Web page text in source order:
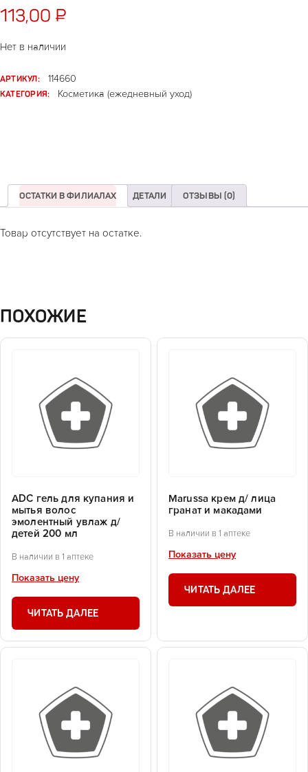
113,00 ₽
Нет в наличии
АРТИКУЛ:
114660
КАТЕГОРИЯ:
Косметика (ежедневный уход)
ОСТАТКИ В ФИЛИАЛАХ ДЕТАЛИ ОТЗЫВЫ (0)
Товар отсутствует на остатке.
ПОХОЖИЕ
ADC гель для купания и
мытья волос
эмолентный увлаж д/
детей 200 мл
В наличии в 1 аптеке
Показать цену
ЧИТАТЬ ДАЛЕЕ
Marussa крем д/ лица
гранат и макадами
В наличии в 1 аптеке
Показать цену
ЧИТАТЬ ДАЛЕЕ